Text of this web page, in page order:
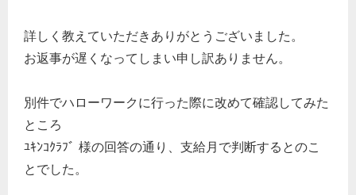
詳しく教えていただきありがとうございました。
お返事が遅くなってしまい申し訳ありません。
別件でハローワークに行った際に改めて確認してみた
ところ
ﾕｷﾝｺｸﾗﾌﾞ 様の回答の通り、支給月で判断するとのこ
とでした。